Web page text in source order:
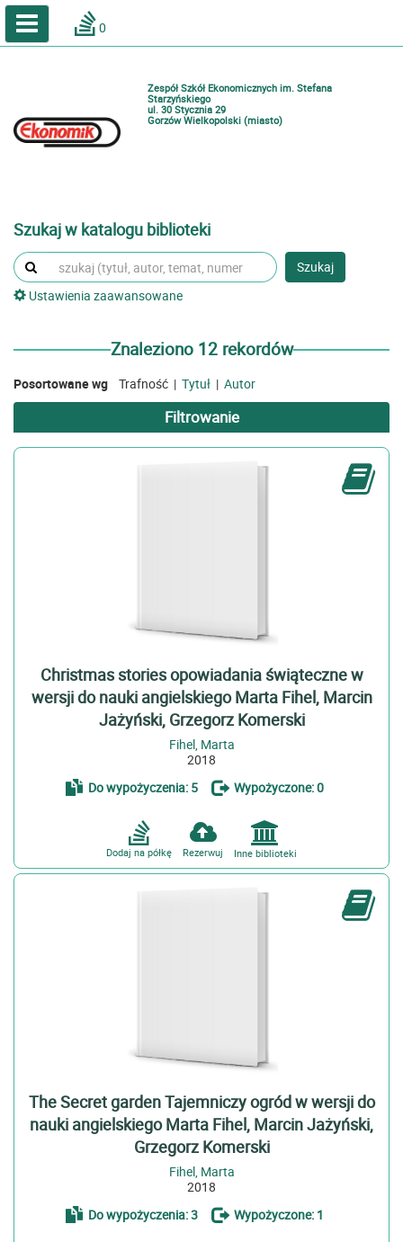
Katalog online biblioteki szkolnej
0
Zespół Szkół Ekonomicznych im. Stefana
Starzyńskiego
ul. 30 Stycznia 29
Gorzów Wielkopolski (miasto)
Szukaj w katalogu biblioteki
Szukaj
Ustawienia zaawansowane
Znaleziono 12 rekordów
Posortowane wg Trafność | Tytuł | Autor
Filtrowanie
Znaleziono w
2017 (3)
2015 (1)
Christmas stories opowiadania świąteczne w wersji do...
Fanny Hill memoirs of a woman of pleasure w wersji do...
Autor
Język angielski (1)
Język angielski - materiały pomocnicze dla szkół (11)
Opowiadanie angielskie - 21 w (1)
Podręcznik (1)
Christmas stories opowiadania świąteczne w
wersji do nauki angielskiego Marta Fihel, Marcin
Jażyński, Grzegorz Komerski
Fihel, Marta
2018
Do wypożyczenia: 5
Wypożyczone: 0
Inne biblioteki
Rezerwuj
Dodaj na półkę
The Secret garden Tajemniczy ogród w wersji do
nauki angielskiego Marta Fihel, Marcin Jażyński,
Grzegorz Komerski
Fihel, Marta
2018
Do wypożyczenia: 3
Wypożyczone: 1